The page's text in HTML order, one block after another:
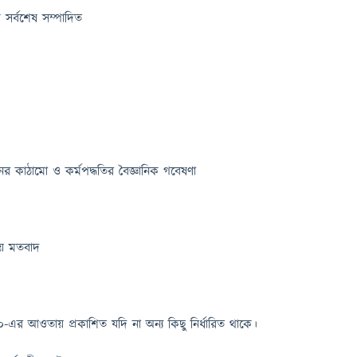
সম্পাদিত
কাঠামো ও কর্মপদ্ধতির বৈজ্ঞানিক গবেষণা
মতবাদ
আওতায় প্রকাশিত যদি না অন্য কিছু নির্ধারিত থাকে।